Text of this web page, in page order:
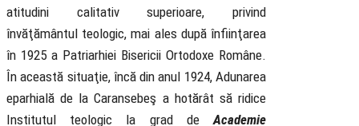
atitudini calitativ superioare, privind
învăţământul teologic, mai ales după înfiinţarea
în 1925 a Patriarhiei Bisericii Ortodoxe Române.
În această situaţie, încă din anul 1924, Adunarea
eparhială de la Caransebeş a hotărât să ridice
Institutul teologic la grad deAcademie